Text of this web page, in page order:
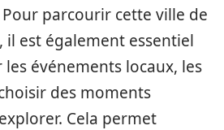
parcourir cette ville de
il est également essentiel
les événements locaux, les
des moments
Cela permet